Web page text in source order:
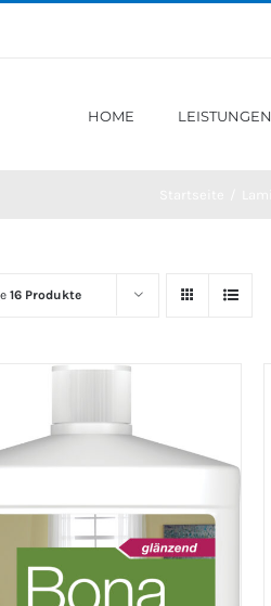
HOME LEISTUNGEN
16 Produkte